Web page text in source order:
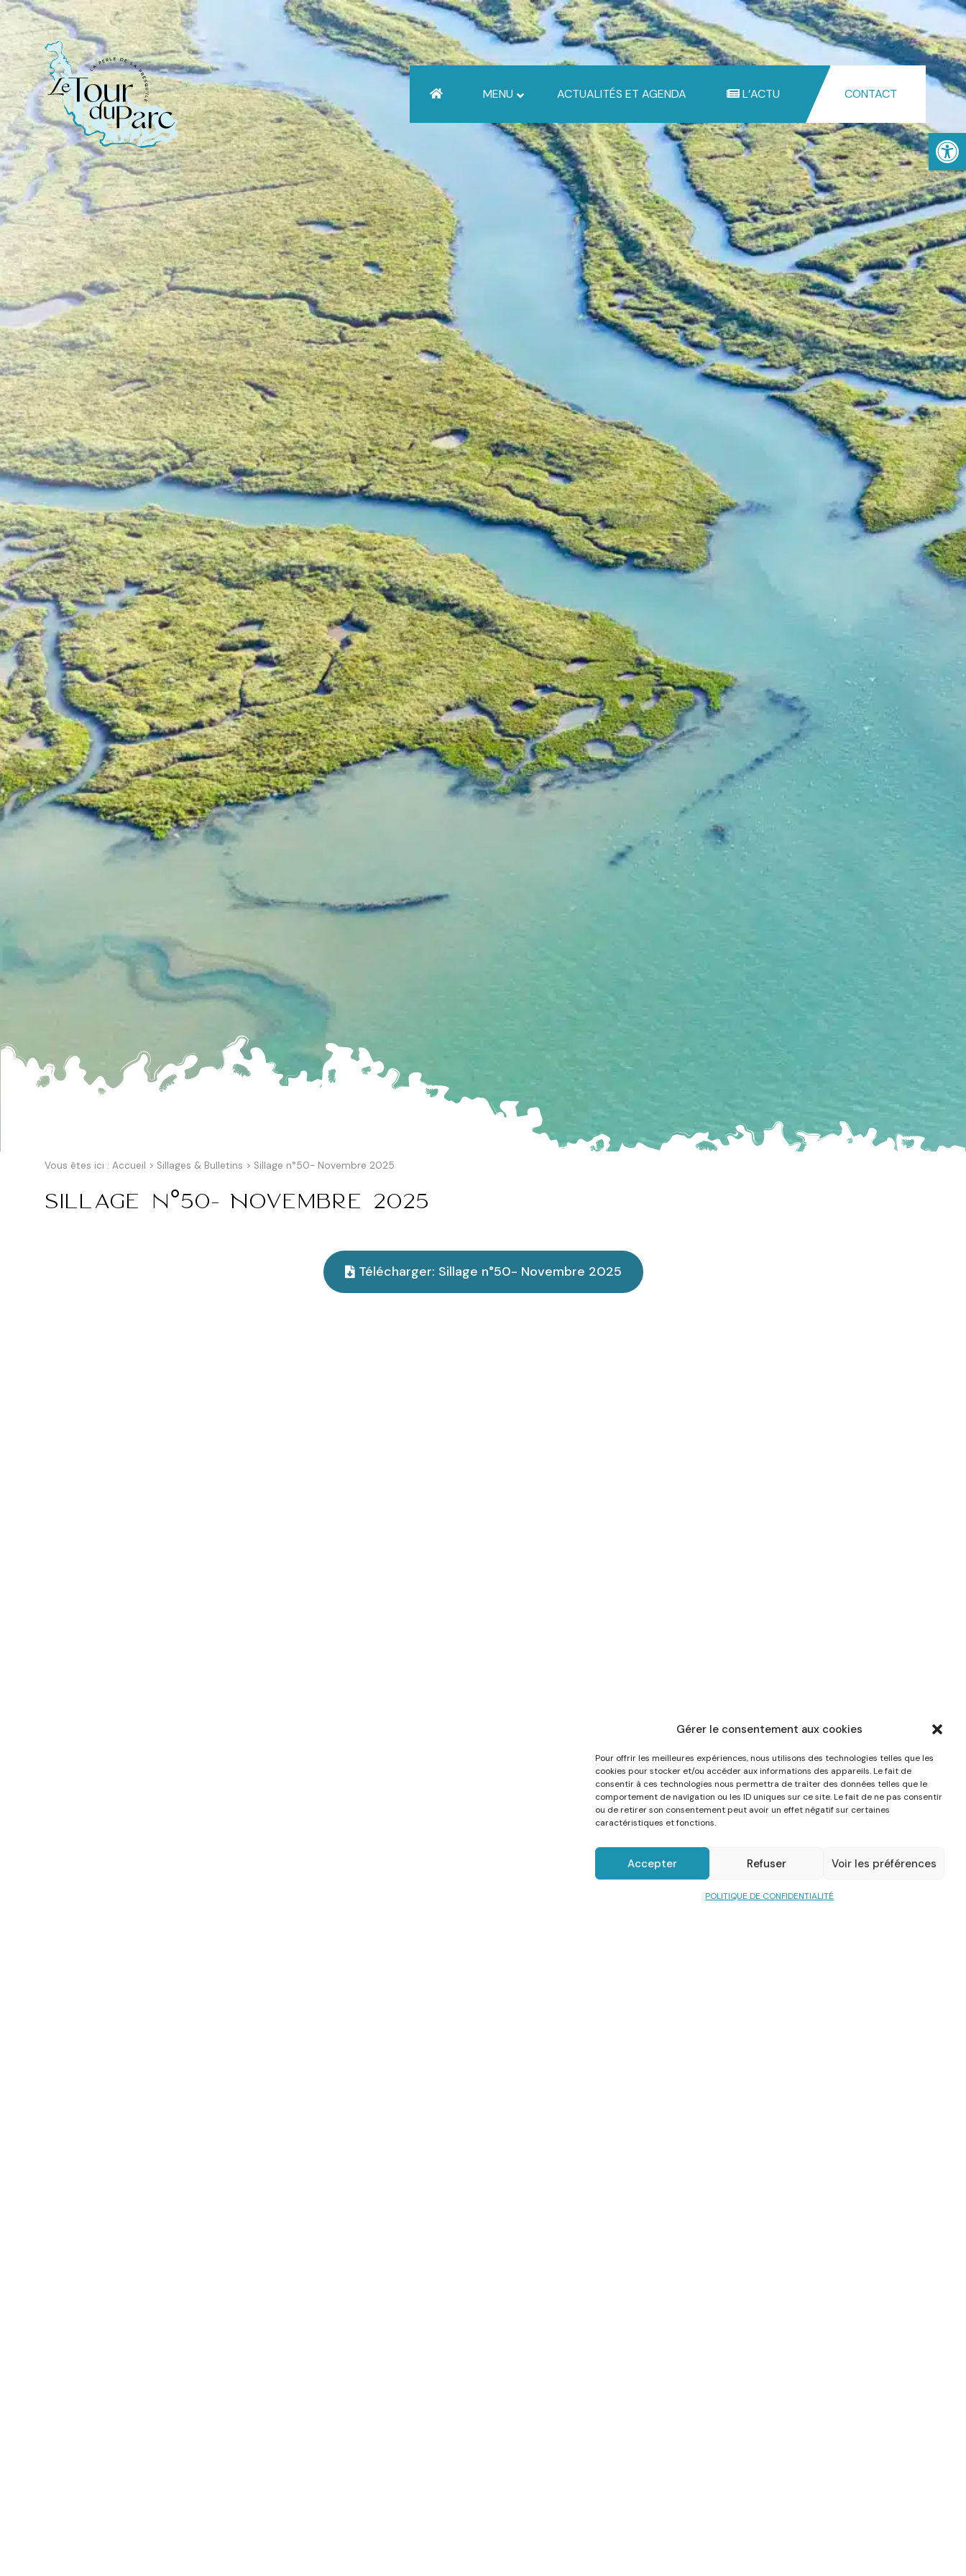
Gérer le consentement aux cookies
Pour offrir les meilleures expériences, nous utilisons des technologies telles que les
cookies pour stocker et/ou accéder aux informations des appareils. Le fait de
consentir à ces technologies nous permettra de traiter des données telles que le
comportement de navigation ou les ID uniques sur ce site. Le fait de ne pas consentir
ou de retirer son consentement peut avoir un effet négatif sur certaines
caractéristiques et fonctions.
Accepter Refuser Voir les préférences
POLITIQUE DE CONFIDENTIALITÉ
MENU ACTUALITÉS ET AGENDA L’ACTU CONTACT
Vous êtes ici : Accueil > Sillages & Bulletins > Sillage n°50- Novembre 2025
Sillage n°50- Novembre 2025
Télécharger: Sillage n°50- Novembre 2025